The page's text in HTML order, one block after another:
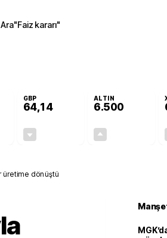
Ara"Faiz kararı"
GBP
64,14
ALTIN
6.500
üretime dönüştü